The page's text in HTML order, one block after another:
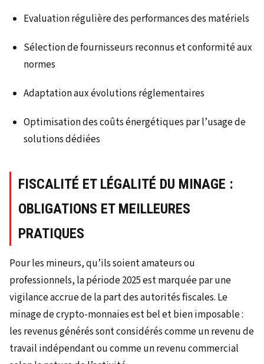
Evaluation régulière des performances des matériels
Sélection de fournisseurs reconnus et conformité aux
normes
Adaptation aux évolutions réglementaires
Optimisation des coûts énergétiques par l’usage de
solutions dédiées
FISCALITÉ ET LÉGALITÉ DU MINAGE :
OBLIGATIONS ET MEILLEURES
PRATIQUES
Pour les mineurs, qu’ils soient amateurs ou
professionnels, la période 2025 est marquée par une
vigilance accrue de la part des autorités fiscales. Le
minage de crypto-monnaies est bel et bien imposable :
les revenus générés sont considérés comme un revenu de
travail indépendant ou comme un revenu commercial